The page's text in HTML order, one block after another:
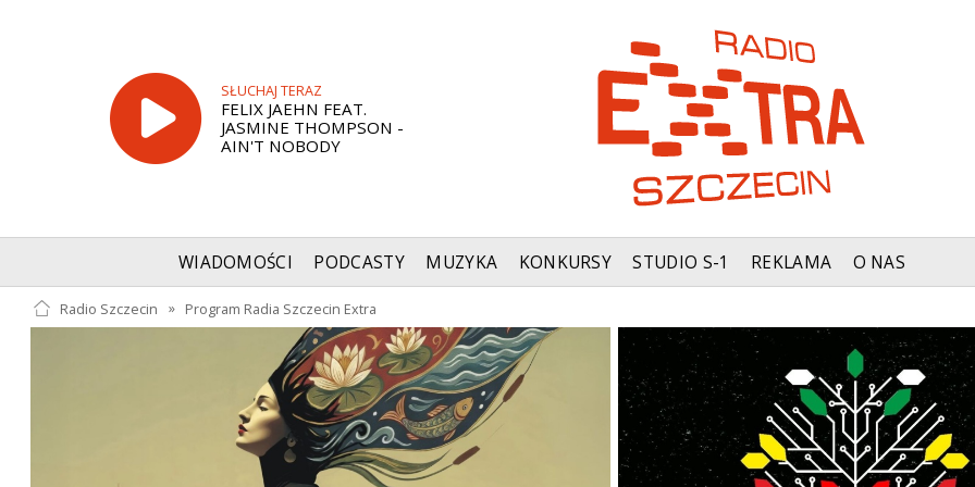
SŁUCHAJ TERAZ
FELIX JAEHN FEAT.
JASMINE THOMPSON -
AIN'T NOBODY
WIADOMOŚCI PODCASTY MUZYKA KONKURSY STUDIO S-1 REKLAMA O NAS
Radio Szczecin » Program Radia Szczecin Extra